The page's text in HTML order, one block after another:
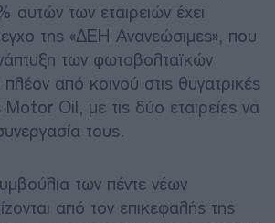
των εταιρειών έχει
της «ΔΕΗ Ανανεώσιμες», που
των φωτοβολταϊκών
από κοινού στις θυγατρικές
Oil, με τις δύο εταιρείες να
τους.
των πέντε νέων
από τον επικεφαλής της